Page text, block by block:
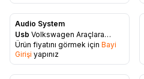
Favorilere Ekle
Audio System
Usb Volkswagen Araçlara
Uyumlu Usb-Aux Aparatı
Ürün fiyatını görmek için Bayi
Girişi yapınız